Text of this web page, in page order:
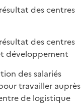
des centres
des centres
développement
des salariés
travailler auprès
de logistique